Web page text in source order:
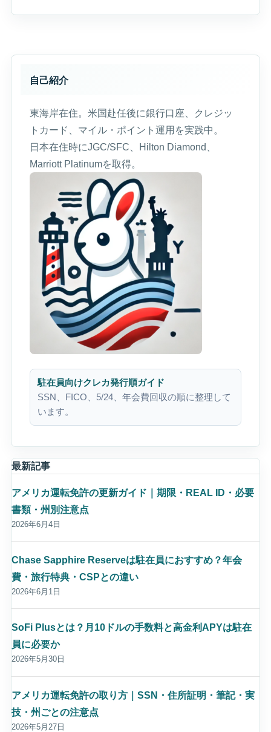
自己紹介
東海岸在住。米国赴任後に銀行口座、クレジッ
トカード、マイル・ポイント運用を実践中。
日本在住時にJGC/SFC、Hilton Diamond、
Marriott Platinumを取得。
駐在員向けクレカ発行順ガイド
SSN、FICO、5/24、年会費回収の順に整理して
います。
最新記事
アメリカ運転免許の更新ガイド｜期限・REAL ID・必要
書類・州別注意点
2026年6月4日
Chase Sapphire Reserveは駐在員におすすめ？年会
費・旅行特典・CSPとの違い
2026年6月1日
SoFi Plusとは？月10ドルの手数料と高金利APYは駐在
員に必要か
2026年5月30日
アメリカ運転免許の取り方｜SSN・住所証明・筆記・実
技・州ごとの注意点
2026年5月27日